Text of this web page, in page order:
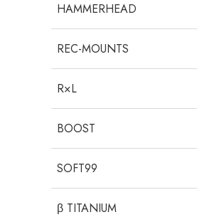
HAMMERHEAD
REC-MOUNTS
R×L
BOOST
SOFT99
β TITANIUM